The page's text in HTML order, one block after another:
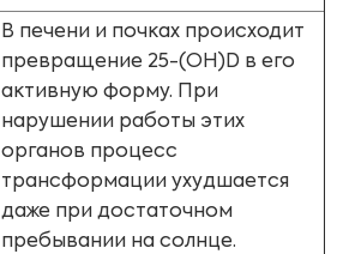
В печени и почках происходит
превращение 25-(OH)D в его
активную форму. При
нарушении работы этих
органов процесс
трансформации ухудшается
даже при достаточном
пребывании на солнце.